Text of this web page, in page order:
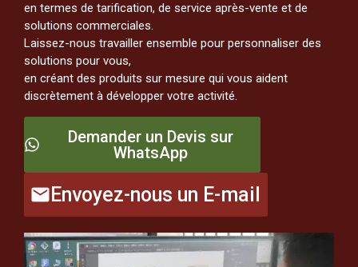
en termes de tarification, de service après-vente et de
solutions commerciales.
Laissez-nous travailler ensemble pour personnaliser des
solutions pour vous,
en créant des produits sur mesure qui vous aident
discrètement à développer votre activité.
Demander un Devis sur
WhatsApp
Envoyez-nous un E-mail